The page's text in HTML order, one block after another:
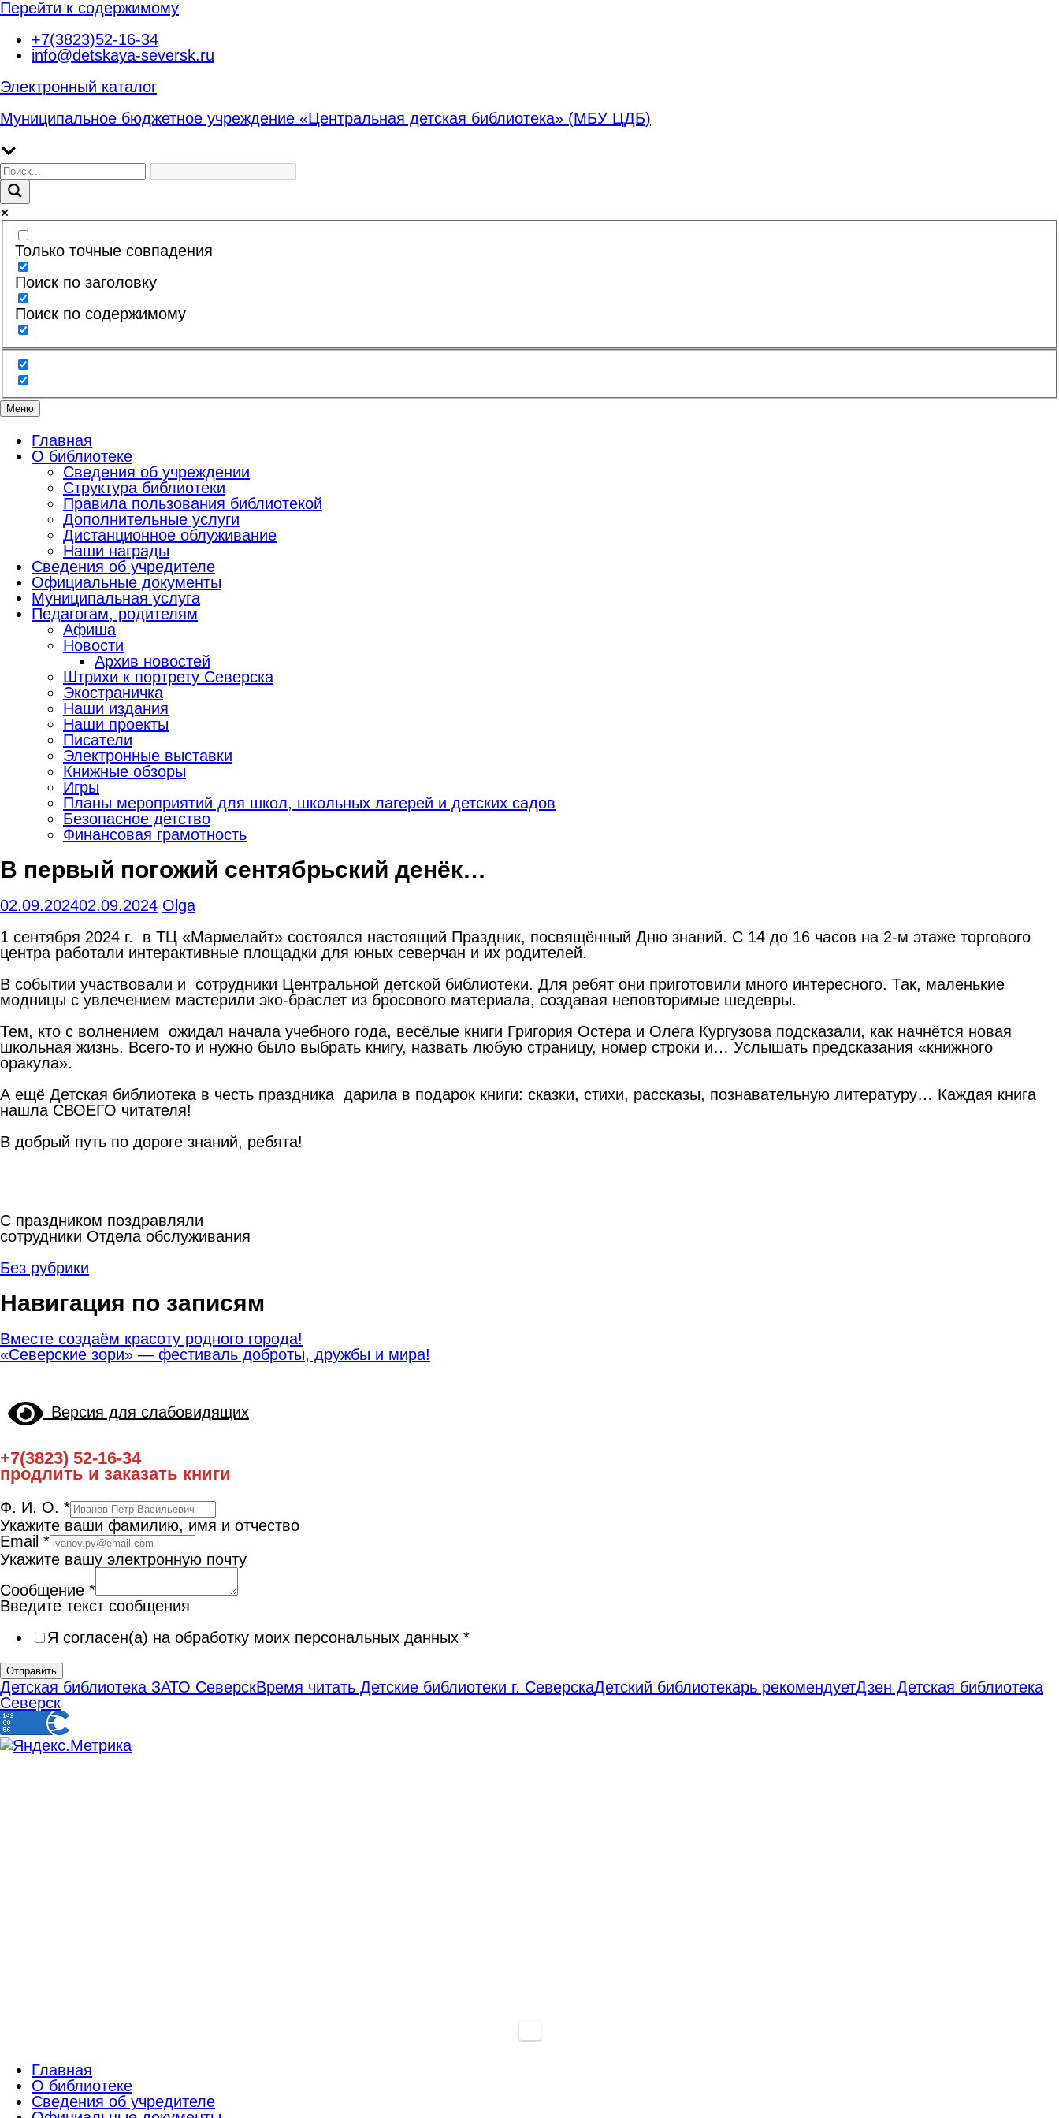
Перейти к содержимому
+7(3823)52-16-34
info@detskaya-seversk.ru
Электронный каталог
Муниципальное бюджетное учреждение «Центральная детская библиотека» (МБУ ЦДБ)
Только точные совпадения
Поиск по заголовку
Поиск по содержимому
Меню
Главная
О библиотеке
Сведения об учреждении
Структура библиотеки
Правила пользования библиотекой
Дополнительные услуги
Дистанционное облуживание
Наши награды
Сведения об учредителе
Официальные документы
Муниципальная услуга
Педагогам, родителям
Афиша
Новости
Архив новостей
Штрихи к портрету Северска
Экостраничка
Наши издания
Наши проекты
Писатели
Электронные выставки
Книжные обзоры
Игры
Планы мероприятий для школ, школьных лагерей и детских садов
Безопасное детство
Финансовая грамотность
В первый погожий сентябрьский денёк…
02.09.202402.09.2024 Olga
1 сентября 2024 г. в ТЦ «Мармелайт» состоялся настоящий Праздник, посвящённый Дню знаний. С 14 до 16 часов на 2-м этаже торгового
центра работали интерактивные площадки для юных северчан и их родителей.
В событии участвовали и сотрудники Центральной детской библиотеки. Для ребят они приготовили много интересного. Так, маленькие
модницы с увлечением мастерили эко-браслет из бросового материала, создавая неповторимые шедевры.
Тем, кто с волнением ожидал начала учебного года, весёлые книги Григория Остера и Олега Кургузова подсказали, как начнётся новая
школьная жизнь. Всего-то и нужно было выбрать книгу, назвать любую страницу, номер строки и… Услышать предсказания «книжного
оракула».
А ещё Детская библиотека в честь праздника дарила в подарок книги: сказки, стихи, рассказы, познавательную литературу… Каждая книга
нашла СВОЕГО читателя!
В добрый путь по дороге знаний, ребята!
С праздником поздравляли
сотрудники Отдела обслуживания
Без рубрики
Навигация по записям
Вместе создаём красоту родного города!
«Северские зори» — фестиваль доброты, дружбы и мира!
Версия для слабовидящих
+7(3823) 52-16-34
продлить и заказать книги
Ф. И. О. *
Укажите ваши фамилию, имя и отчество
Email *
Укажите вашу электронную почту
Сообщение *
Введите текст сообщения
Я согласен(а) на обработку моих персональных данных *
Отправить
Детская библиотека ЗАТО СеверскВремя читать Детские библиотеки г. СеверскаДетский библиотекарь рекомендуетДзен Детская библиотека
Северск
Главная
О библиотеке
Сведения об учредителе